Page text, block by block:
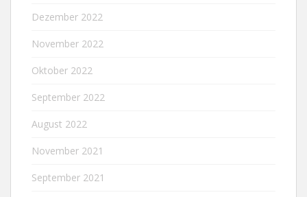
Dezember 2022
November 2022
Oktober 2022
September 2022
August 2022
November 2021
September 2021